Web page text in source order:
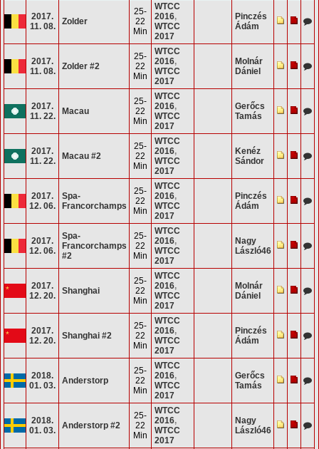
2017.
11. 08.
Zolder
25-
22
Min
WTCC
2016,
WTCC
2017
Pinczés
Ádám
2017.
11. 08.
Zolder #2
25-
22
Min
WTCC
2016,
WTCC
2017
Molnár
Dániel
2017.
11. 22.
Macau
25-
22
Min
WTCC
2016,
WTCC
2017
Gerőcs
Tamás
2017.
11. 22.
Macau #2
25-
22
Min
WTCC
2016,
WTCC
2017
Kenéz
Sándor
2017.
12. 06.
Spa-
Francorchamps
25-
22
Min
WTCC
2016,
WTCC
2017
Pinczés
Ádám
2017.
12. 06.
Spa-
Francorchamps
#2
25-
22
Min
WTCC
2016,
WTCC
2017
Nagy
László46
2017.
12. 20.
Shanghai
25-
22
Min
WTCC
2016,
WTCC
2017
Molnár
Dániel
2017.
12. 20.
Shanghai #2
25-
22
Min
WTCC
2016,
WTCC
2017
Pinczés
Ádám
2018.
01. 03.
Anderstorp
25-
22
Min
WTCC
2016,
WTCC
2017
Gerőcs
Tamás
2018.
01. 03.
Anderstorp #2
25-
22
Min
WTCC
2016,
WTCC
2017
Nagy
László46